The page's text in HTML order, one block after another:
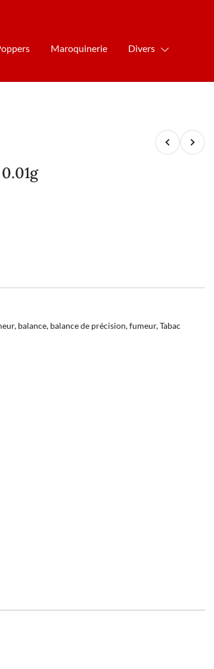
Maroquinerie Divers
, balance, balance de précision,fumeur,Tabac